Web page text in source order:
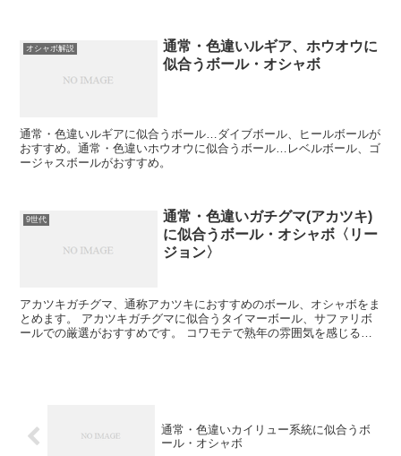
オシャボ解説
通常・色違いルギア、ホウオウに
似合うボール・オシャボ
通常・色違いルギアに似合うボール…ダイブボール、ヒールボールが
おすすめ。通常・色違いホウオウに似合うボール…レベルボール、ゴ
ージャスボールがおすすめ。
9世代
通常・色違いガチグマ(アカツキ)
に似合うボール・オシャボ〈リー
ジョン〉
アカツキガチグマ、通称アカツキにおすすめのボール、オシャボをま
とめます。 アカツキガチグマに似合うタイマーボール、サファリボ
ールでの厳選がおすすめです。 コワモテで熟年の雰囲気を感じるた
通常・色違いカイリュー系統に似合うボ
ール・オシャボ